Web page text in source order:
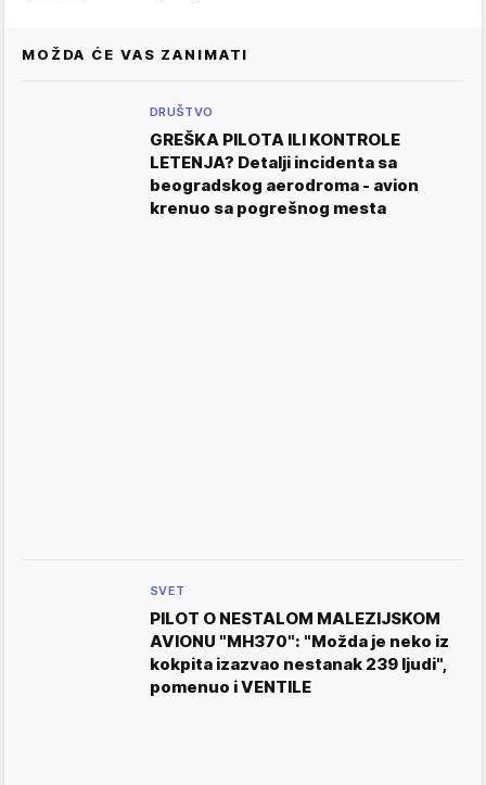
MOŽDA ĆE VAS ZANIMATI
DRUŠTVO
GREŠKA PILOTA ILI KONTROLE
LETENJA? Detalji incidenta sa
beogradskog aerodroma - avion
krenuo sa pogrešnog mesta
SVET
PILOT O NESTALOM MALEZIJSKOM
AVIONU "MH370": "Možda je neko iz
kokpita izazvao nestanak 239 ljudi",
pomenuo i VENTILE